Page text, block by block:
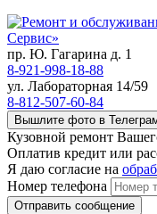
пр. Ю. Гагарина д. 1
8-921-998-18-88
ул. Лабораторная 14/59
8-812-507-60-84
Вышлите фото в
Кузовной ремонт
Оплатив кредит или
Я даю согласие на
Номер телефона